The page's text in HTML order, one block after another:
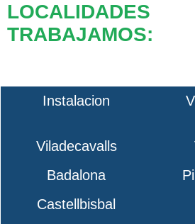
TRABAJAMOS:
Instalacion
Viladecavalls
Badalona
Castellbisbal